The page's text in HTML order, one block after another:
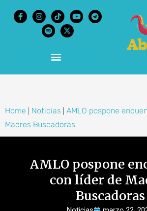
Home Noticias
AMLO pospone
Madres Buscadoras
AMLO pospone
con líder de
Buscadoras